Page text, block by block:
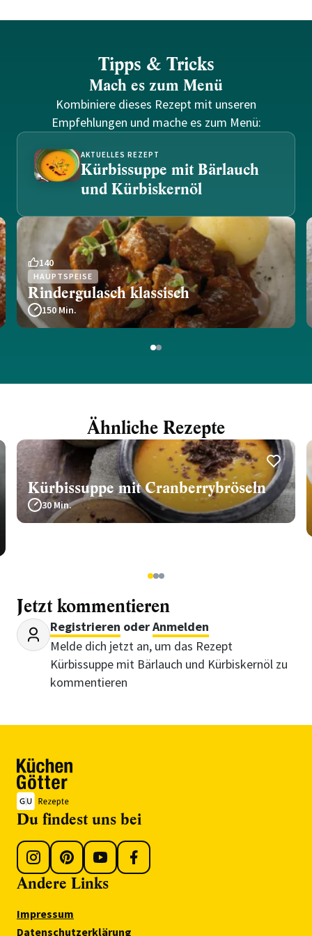
Tipps & Tricks
Mach es zum Menü
Kombiniere dieses Rezept mit unseren
Empfehlungen und mache es zum Menü:
AKTUELLES REZEPT
Kürbissuppe mit Bärlauch
und Kürbiskernöl
140
HAUPTSPEISE
Rindergulasch klassisch
150 Min.
12
Ähnliche Rezepte
Kürbissuppe mit Cranberrybröseln
30 Min.
123
Jetzt kommentieren
Registrieren oderAnmelden
Melde dich jetzt an, um das Rezept
Kürbissuppe mit Bärlauch und Kürbiskernöl zu
kommentieren
Du findest uns bei
Andere Links
Impressum
Datenschutzerklärung